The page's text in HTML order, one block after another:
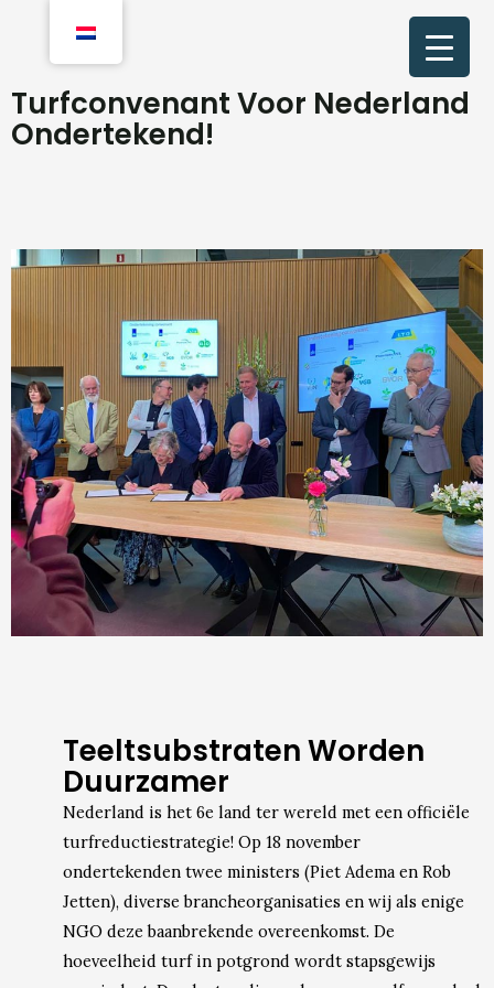
Turfconvenant Voor Nederland
Ondertekend!
Teeltsubstraten Worden
Duurzamer
Nederland is het 6e land ter wereld met een officiële
turfreductiestrategie! Op 18 november
ondertekenden twee ministers (Piet Adema en Rob
Jetten), diverse brancheorganisaties en wij als enige
NGO deze baanbrekende overeenkomst. De
hoeveelheid turf in potgrond wordt stapsgewijs